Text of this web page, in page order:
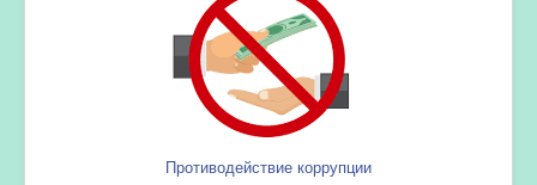
Противодействие коррупции